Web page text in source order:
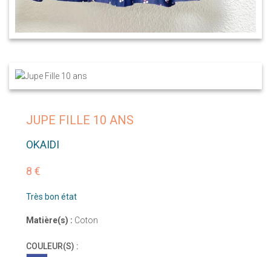
JUPE FILLE 10 ANS
OKAIDI
8 €
Très bon état
Matière(s) : Coton
COULEUR(S) :